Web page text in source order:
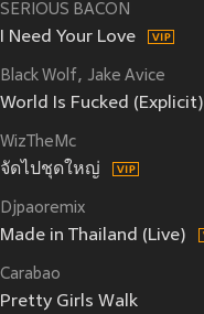
SERIOUS BACON
I Need Your Love
Black Wolf Jake Avice
World Is Fucked (Explicit)
WizTheMc
จัดไปชุดใหญ่
Djpaoremix
Made in Thailand (Live)
Carabao
Pretty Girls Walk